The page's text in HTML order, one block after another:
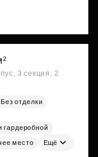
3 секция, 2
Без отделки
гардеробной
место Ещё